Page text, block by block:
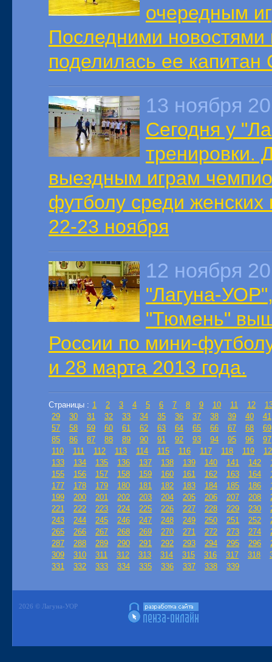
очередным
Последними новостями
поделилась ее капитан
13 ноября
Сегодня у
тренировки.
выездным играм
футболу среди женских
22-23 ноября
12 ноября
"Лагуна-
"Тюмень"
России по мини-
и 28 марта 2013 года.
Страницы : 1 2 3 4 5 6 7 8 9 10 11 12
29
30 31 32 33 34 35 36 37 38 39 40
41
57
58 59 60 61 62 63 64 65 66 67 68
69
85
86 87 88 89 90 91 92 93 94 95 96
97
110
111 112 113 114 115 116 117 118 119
133
134 135 136 137 138 139 140 141 142
155
156 157 158 159 160 161 162 163 164
177
178 179 180 181 182 183 184 185 186
199
200 201 202 203 204 205 206 207 208
221
222 223 224 225 226 227 228 229 230
243
244 245 246 247 248 249 250 251 252
265
266 267 268 269 270 271 272 273 274
287
288 289 290 291 292 293 294 295 296
309
310 311 312 313 314 315 316 317 318
331
332 333 334 335 336 337 338 339
2026 © Лагуна-УОР